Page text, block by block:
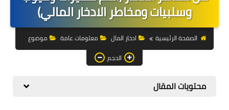
التجارة الالكترونية
التسويق
التداول
وسلبيات ومخاطر الادخار المالي)
الصفحة الرئيسية ادخار المال معلومات عامة
موضوع
الحجم
محتويات المقال